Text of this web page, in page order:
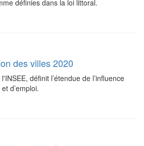
définies dans la loi littoral.
des villes 2020
définit l’étendue de l’influence
d’emploi.